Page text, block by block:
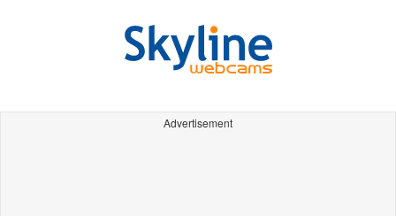
Advertisement